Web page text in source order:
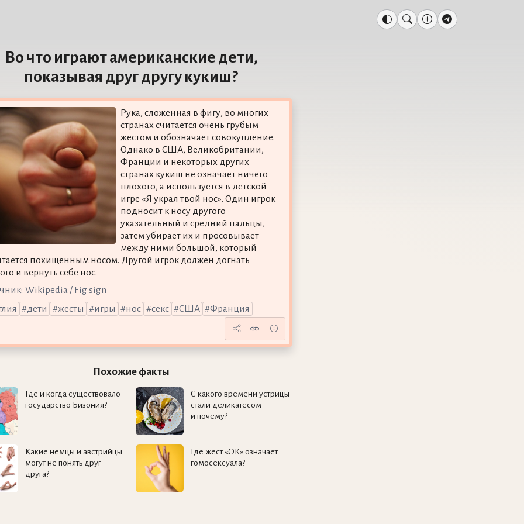
Во что играют американские дети,
показывая друг другу кукиш?
Рука, сложенная в фигу, во многих
странах считается очень грубым
жестом и обозначает совокупление.
Однако в США, Великобритании,
Франции и некоторых других
странах кукиш не означает ничего
плохого, а используется в детской
игре «Я украл твой нос». Один игрок
подносит к носу другого
указательный и средний пальцы,
затем убирает их и просовывает
между ними большой, который
похищенным носом. Другой игрок должен догнать
и вернуть себе нос.
Wikipedia / Fig sign
дети жесты игры нос секс США Франция
Похожие факты
Где и когда существовало
государство Бизония?
С какого времени устрицы
стали деликатесом
и почему?
Какие немцы и австрийцы
могут не понять друг
друга?
Где жест «ОК» означает
гомосексуала?